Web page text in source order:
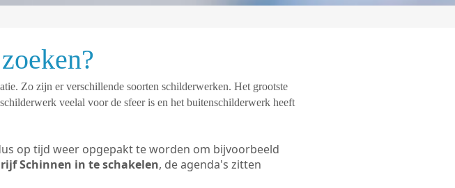
Zo zijn er verschillende soorten schilderwerken. Het grootste
veelal voor de sfeer is en het buitenschilderwerk heeft
op tijd weer opgepakt te worden om bijvoorbeeld
Schinnen in te schakelen, de agenda's zitten